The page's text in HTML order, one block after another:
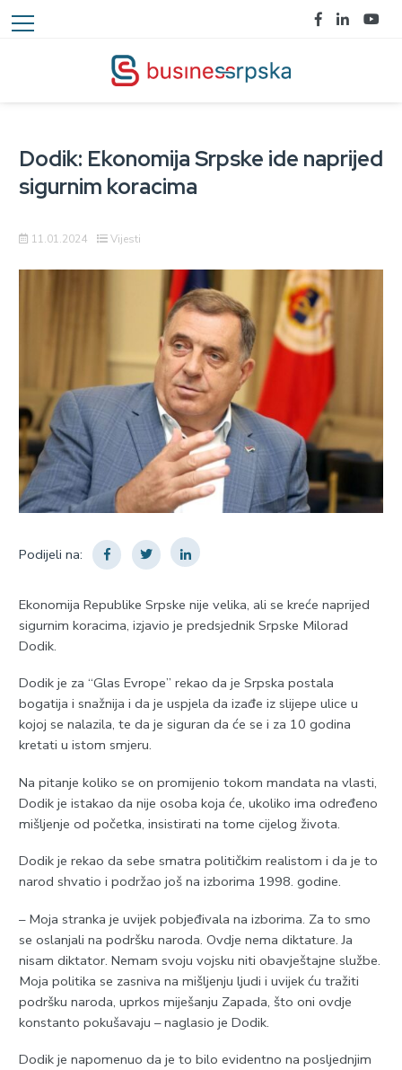
Dodik: Ekonomija Srpske ide naprijed
sigurnim koracima
11.01.2024 Vijesti
Podijeli na:
Ekonomija Republike Srpske nije velika, ali se kreće naprijed
sigurnim koracima, izjavio je predsjednik Srpske Milorad
Dodik.
Dodik je za “Glas Evrope” rekao da je Srpska postala
bogatija i snažnija i da je uspjela da izađe iz slijepe ulice u
kojoj se nalazila, te da je siguran da će se i za 10 godina
kretati u istom smjeru.
Na pitanje koliko se on promijenio tokom mandata na vlasti,
Dodik je istakao da nije osoba koja će, ukoliko ima određeno
mišljenje od početka, insistirati na tome cijelog života.
Dodik je rekao da sebe smatra političkim realistom i da je to
narod shvatio i podržao još na izborima 1998. godine.
– Moja stranka je uvijek pobjeđivala na izborima. Za to smo
se oslanjali na podršku naroda. Ovdje nema diktature. Јa
nisam diktator. Nemam svoju vojsku niti obavještajne službe.
Moja politika se zasniva na mišljenju ljudi i uvijek ću tražiti
podršku naroda, uprkos miješanju Zapada, što oni ovdje
konstanto pokušavaju – naglasio je Dodik.
Dodik je napomenuo da je to bilo evidentno na posljednjim